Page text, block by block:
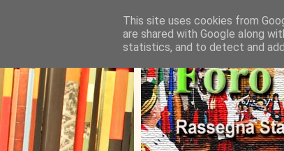
This site uses cookies from
are shared with Google along
statistics, and to detect and